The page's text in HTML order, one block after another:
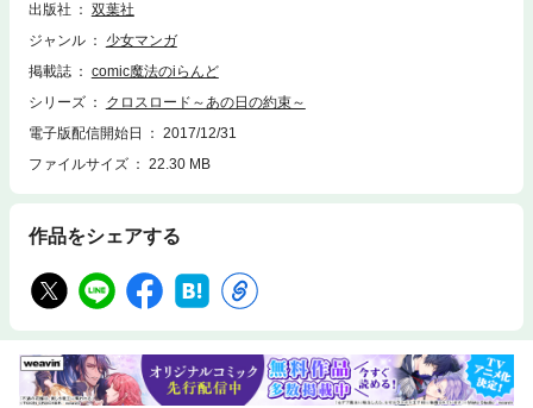
出版社
双葉社
ジャンル
少女マンガ
掲載誌
comic魔法のiらんど
シリーズ
クロスロード～あの日の約束～
電子版配信開始日
2017/12/31
ファイルサイズ
22.30 MB
作品をシェアする